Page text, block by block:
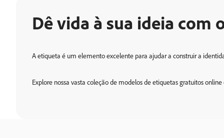
Dê vida à sua ideia com
A etiqueta é um elemento excelente para ajudar a construir a
Explore nossa vasta coleção de modelos de etiquetas gratuitos